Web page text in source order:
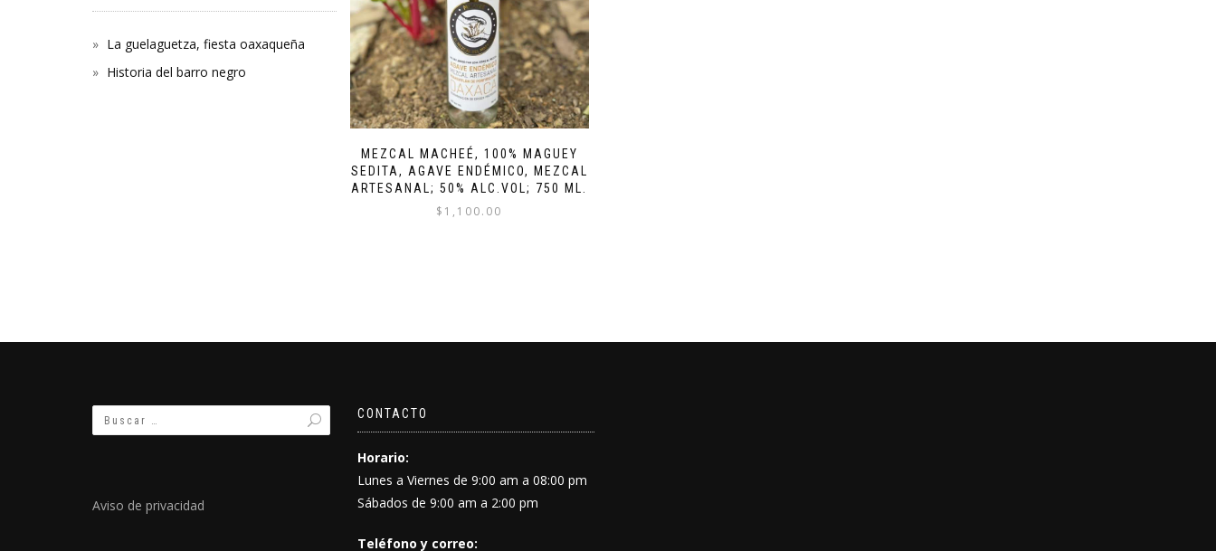
MEZCAL MACHEÉ, 100% MAGUEY
SEDITA, AGAVE ENDÉMICO, MEZCAL
ARTESANAL; 50% ALC.VOL; 750 ML.
$ 1,100.00
La guelaguetza, fiesta oaxaqueña
Historia del barro negro
Aviso de privacidad
CONTACTO
Horario:
Lunes a Viernes de 9:00 am a 08:00 pm
Sábados de 9:00 am a 2:00 pm
Teléfono y correo: